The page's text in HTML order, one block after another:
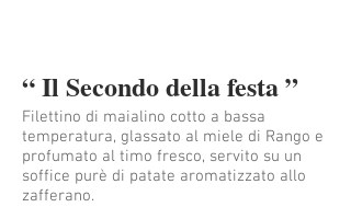
“ Il Secondo della festa ”
Filettino di maialino cotto a bassa
temperatura, glassato al miele di Rango e
profumato al timo fresco, servito su un
soffice purè di patate aromatizzato allo
zafferano.